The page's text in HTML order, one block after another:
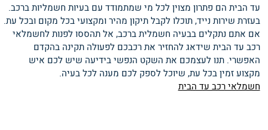
עד הבית הם פתרון מצוין לכל מי שמתמודד עם בעיות חשמליות ברכב.
בעזרת שירות נייד, תוכלו לקבל תיקון מהיר ומקצועי בכל מקום ובכל עת.
אם אתם נתקלים בבעיה חשמלית ברכב, אל תהססו לפנות לחשמלאי
רכב עד הבית שידאג להחזיר את רכבכם לפעולה תקינה בהקדם
האפשרי. תנו לעצמכם את השקט הנפשי בידיעה שיש לכם איש
מקצוע זמין בכל עת, שיוכל לספק לכם מענה לכל בעיה.
חשמלאי רכב עד הבית